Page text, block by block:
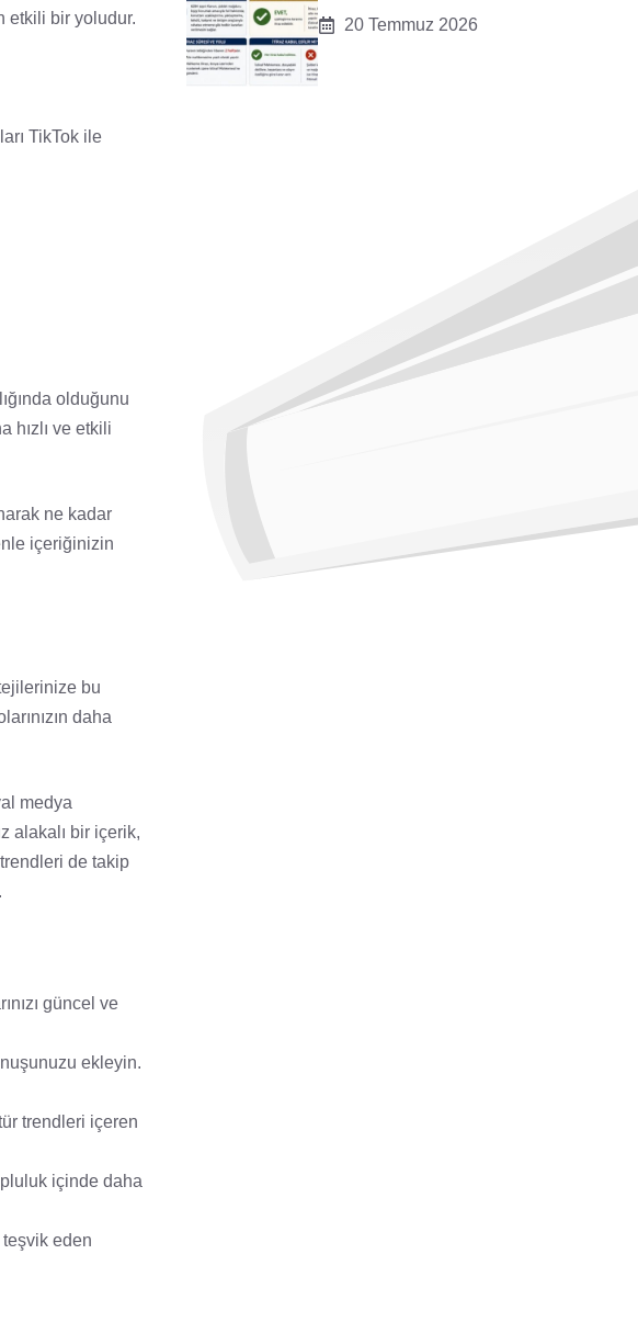
etkili bir yoludur.
TikTok ile
olduğunu
hızlı ve etkili
ne kadar
içeriğinizin
bu
daha
medya
alakalı bir içerik,
de takip
güncel ve
ekleyin.
trendleri içeren
içinde daha
eden
20 Temmuz 2026